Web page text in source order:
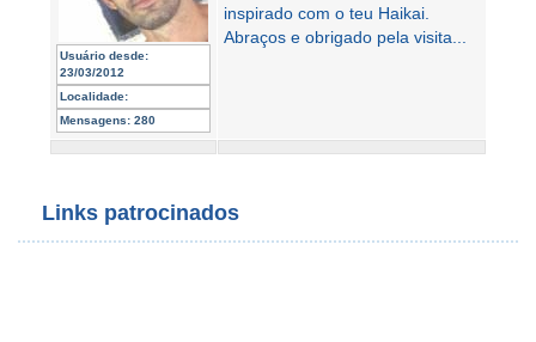
Usuário desde:
23/03/2012
Localidade:
Mensagens: 280
inspirado com o teu Haikai.
Abraços e obrigado pela visita...
Links patrocinados